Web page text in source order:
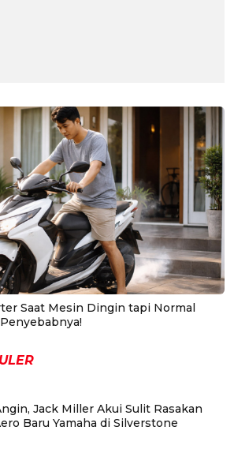
Saat Mesin Dingin tapi Normal
Jack Miller Akui Sulit Rasakan
Baru Yamaha di Silverstone